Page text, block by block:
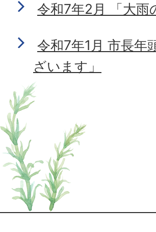
令和7年2月 「大雨
令和7年1月 市長年
ざいます」
ページの先頭へ